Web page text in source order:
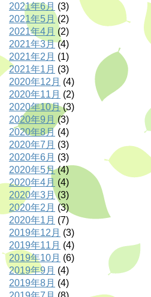
2021年6月 (3)
2021年5月 (2)
2021年4月 (2)
2021年3月(4)
2021年2月 (1)
2021年1月 (3)
2020年12月 (4)
2020年11月 (2)
2020年10月(3)
2020年9月 (3)
2020年8月 (4)
2020年7月 (3)
2020年6月 (3)
2020年5月(4)
2020年4月 (4)
2020年3月(3)
2020年2月 (3)
2020年1月 (7)
2019年12月 (3)
2019年11月 (4)
2019年10月 (6)
2019年9月 (4)
2019年8月 (4)